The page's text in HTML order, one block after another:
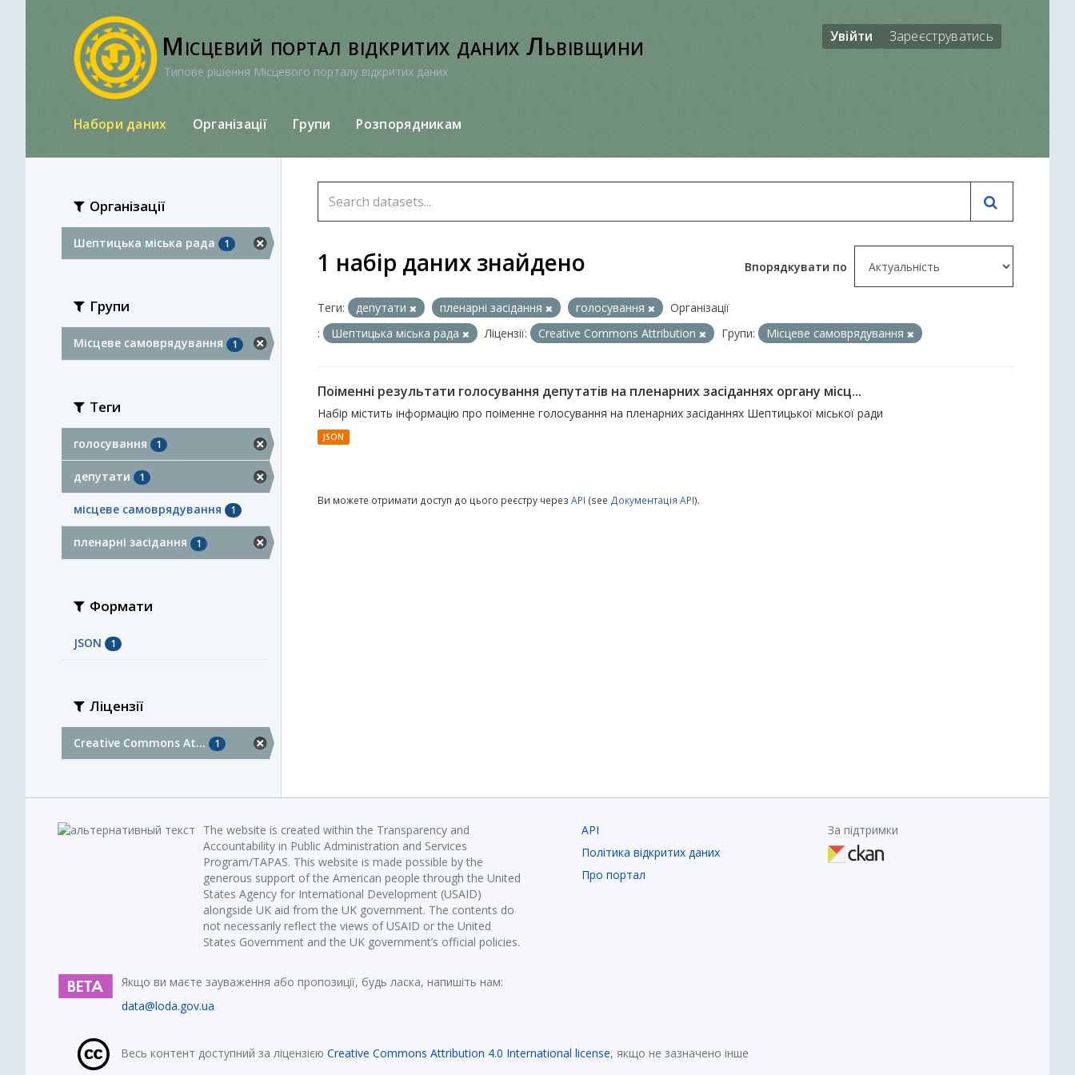
Місцевий портал відкритих даних Львівщини
Типове рішення Місцевого порталу відкритих даних
Увійти Зареєструватись
Набори даних Організації Групи Розпорядникам
Організації
Шептицька міська рада 1
Групи
Місцеве самоврядування 1
Теги
голосування 1
депутати 1
місцеве самоврядування 1
пленарні засідання 1
Формати
JSON 1
Ліцензії
Creative Commons At... 1
Впорядкувати по
1 набір даних знайдено
Теги: депутати пленарні засідання голосування
Організації
:
Шептицька міська рада Ліцензії: Creative Commons Attribution Групи: Місцеве самоврядування
Поіменні результати голосування депутатів на пленарних засіданнях органу місц...
Набір містить інформацію про поіменне голосування на пленарних засіданнях Шептицької міської ради
JSON
Ви можете отримати доступ до цього реєстру через API (see Документація API).
The website is created within the Transparency and
Accountability in Public Administration and Services
Program/TAPAS. This website is made possible by the
generous support of the American people through the United
States Agency for International Development (USAID)
alongside UK aid from the UK government. The contents do
not necessarily reflect the views of USAID or the United
States Government and the UK government’s official policies.
Якщо ви маєте зауваження або пропозиції, будь ласка, напишіть нам:
data@loda.gov.ua
API
Політика відкритих даних
Про портал
За підтримки
Весь контент доступний за ліцензією Creative Commons Attribution 4.0 International license, якщо не зазначено інше